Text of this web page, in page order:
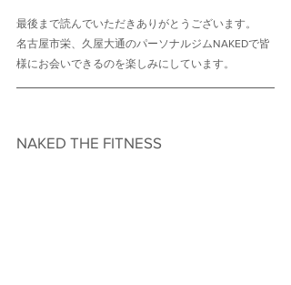
最後まで読んでいただきありがとうございます。
名古屋市栄、久屋大通のパーソナルジムNAKEDで皆
様にお会いできるのを楽しみにしています。
NAKED THE FITNESS